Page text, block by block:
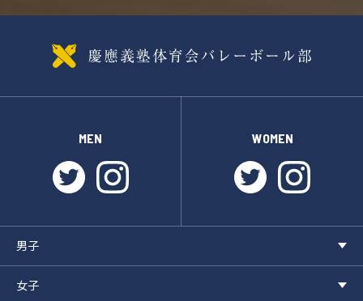
MEN
twitterinstagram
WOMEN
twitter
男子
女子